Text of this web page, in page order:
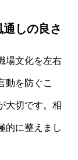
しの良さ
場文化を左右
動を防ぐこ
大切です。相
的に整えまし